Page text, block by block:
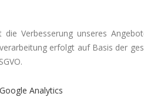
die Verbesserung unseres
erfolgt auf Basis der
Analytics